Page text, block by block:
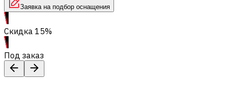
Заявка на подбор оснащения
Скидка 15%
Под заказ